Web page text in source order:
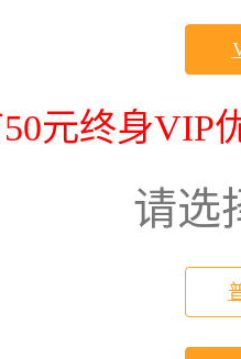
元终身VIP
请选